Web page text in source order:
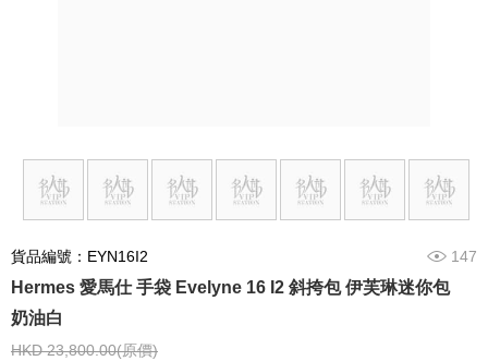
貨品編號：EYN16I2 147
Hermes 愛馬仕 手袋 Evelyne 16 I2 斜挎包 伊芙琳迷你包
奶油白
HKD 23,800.00(原價)